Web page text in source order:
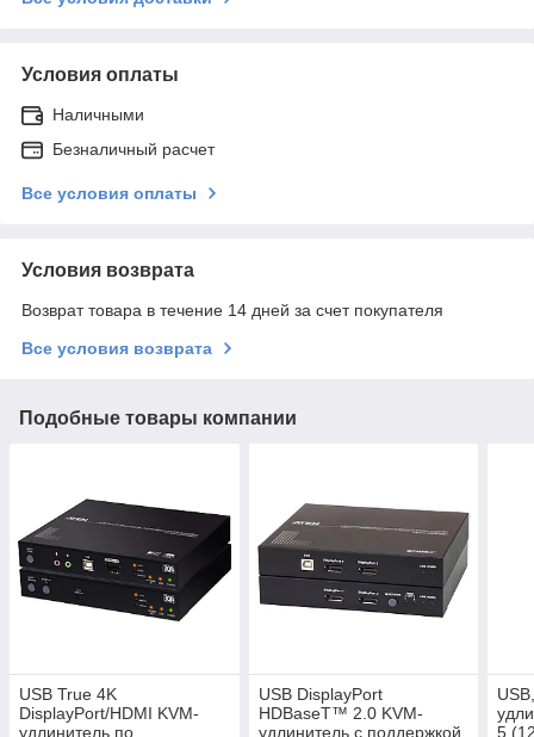
Условия оплаты
Наличными
Безналичный расчет
Все условия оплаты
Условия возврата
Возврат товара в течение 14 дней за счет покупателя
Все условия возврата
Подобные товары компании
USB True 4K
DisplayPort/HDMI KVM-
удлинитель по
USB DisplayPort
HDBaseT™ 2.0 KVM-
удлинитель с поддержкой
5